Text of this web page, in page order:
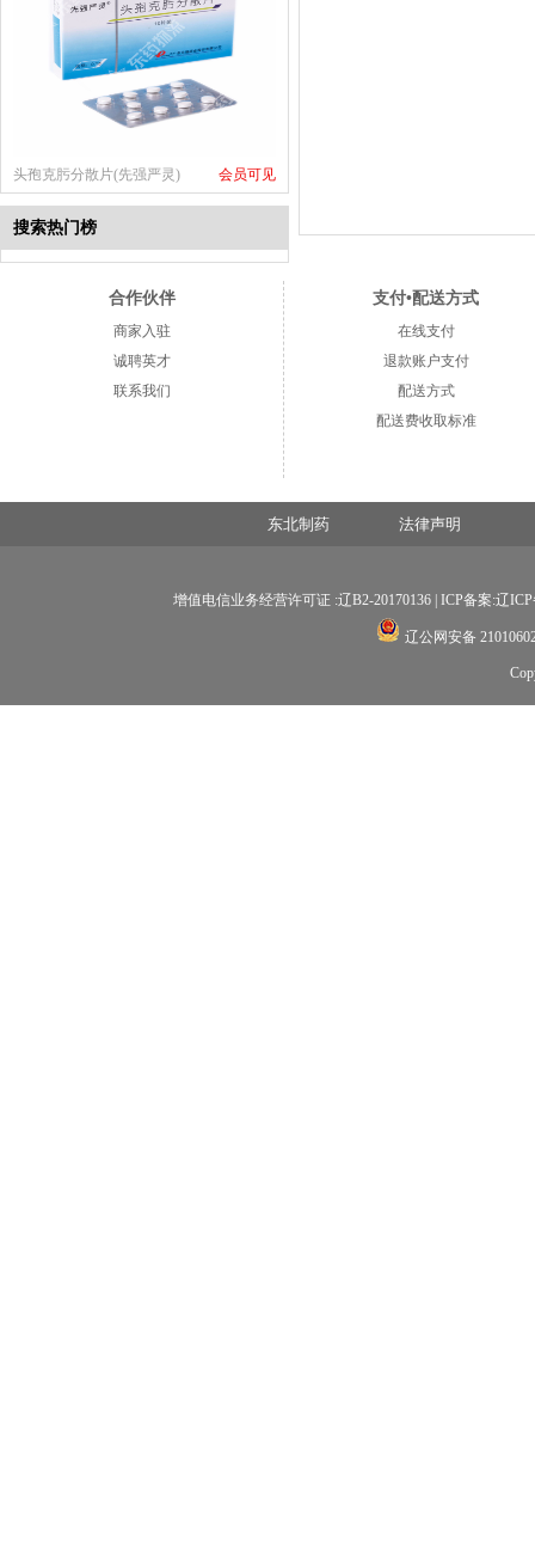
会员可见
头孢克肟分散片(先强严灵)
搜索热门榜
合作伙伴
商家入驻
诚聘英才
联系我们
支付•配送方式
在线支付
退款账户支付
配送方式
配送费收取标准
东北制药 法律声明
增值电信业务经营许可证 :辽B2-20170136 | ICP备案:辽
辽公网安备